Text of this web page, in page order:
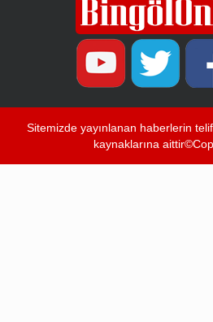
Sitemizde yayınlanan haberlerin
kaynaklarına